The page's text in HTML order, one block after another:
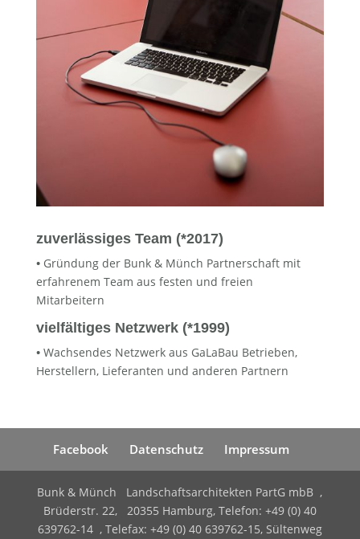
zuverlässiges Team (*2017)
•Gründung der Bunk & Münch Partnerschaft mit
erfahrenem Team aus festen und freien
Mitarbeitern
vielfältiges Netzwerk (*1999)
•Wachsendes Netzwerk aus GaLaBau Betrieben,
Herstellern, Lieferanten und anderen Partnern
Facebook Datenschutz Impressum
Bunk & Münch Landschaftsarchitekten PartG mbB ,
Brüderstr. 22, 20355 Hamburg, Telefon: +49 (0) 40
639762-14 , Telefax: +49 (0) 40 639762-15, Sültenweg